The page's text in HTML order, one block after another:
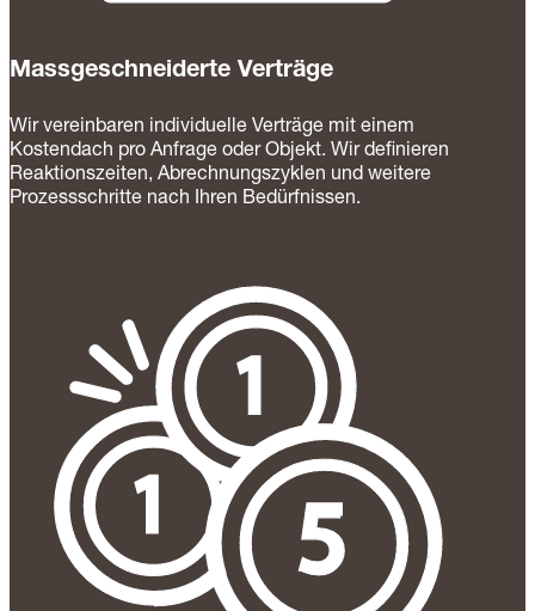
Massgeschneiderte Verträge
Wir vereinbaren individuelle Verträge mit einem
Kostendach pro Anfrage oder Objekt. Wir definieren
Reaktionszeiten, Abrechnungszyklen und weitere
Prozessschritte nach Ihren Bedürfnissen.